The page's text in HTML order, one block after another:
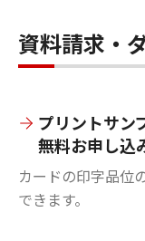
資料請求・
プリントサン
無料お申し込
カードの印字品位
できます。